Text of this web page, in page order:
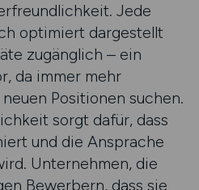
Jede
optimiert dargestellt
zugänglich – ein
da immer mehr
Positionen suchen.
sorgt dafür, dass
und die Ansprache
Unternehmen, die
Bewerbern, dass sie